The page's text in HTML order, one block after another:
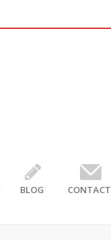
BLOG CONTACT